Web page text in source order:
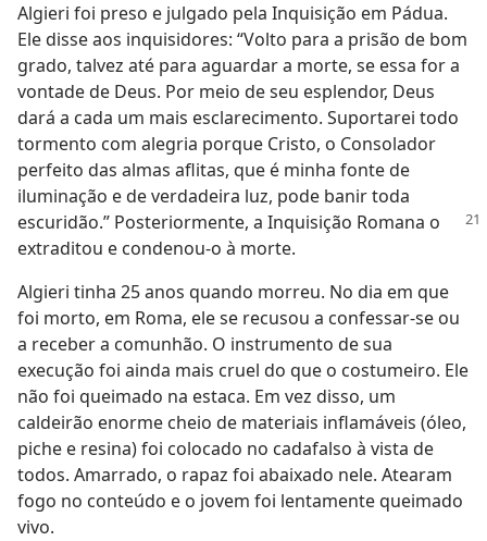
Algieri foi preso e julgado pela Inquisição em Pádua.
Ele disse aos inquisidores: “Volto para a prisão de bom
grado, talvez até para aguardar a morte, se essa for a
vontade de Deus. Por meio de seu esplendor, Deus
dará a cada um mais esclarecimento. Suportarei todo
tormento com alegria porque Cristo, o Consolador
perfeito das almas aflitas, que é minha fonte de
iluminação e de verdadeira luz, pode banir toda
escuridão.” Posteriormente, a Inquisição Romana o
extraditou e condenou-o à morte.
Algieri tinha 25 anos quando morreu. No dia em que
foi morto, em Roma, ele se recusou a confessar-se ou
a receber a comunhão. O instrumento de sua
execução foi ainda mais cruel do que o costumeiro. Ele
não foi queimado na estaca. Em vez disso, um
caldeirão enorme cheio de materiais inflamáveis (óleo,
piche e resina) foi colocado no cadafalso à vista de
todos. Amarrado, o rapaz foi abaixado nele. Atearam
fogo no conteúdo e o jovem foi lentamente queimado
vivo.